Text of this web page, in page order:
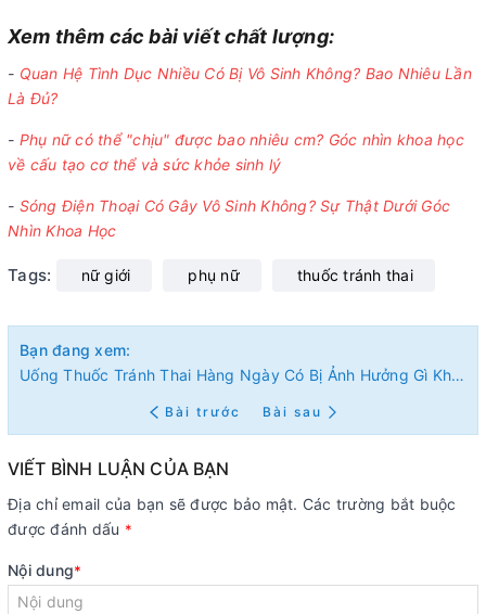
Xem thêm các bài viết chất lượng:
- Quan Hệ Tình Dục Nhiều Có Bị Vô Sinh Không? Bao Nhiêu Lần
Là Đủ?
- Phụ nữ có thể "chịu" được bao nhiêu cm? Góc nhìn khoa học
về cấu tạo cơ thể và sức khỏe sinh lý
- Sóng Điện Thoại Có Gây Vô Sinh Không? Sự Thật Dưới Góc
Nhìn Khoa Học
Tags: nữ giới phụ nữ thuốc tránh thai
Bạn đang xem:
Uống Thuốc Tránh Thai Hàng Ngày Có Bị Ảnh Hưởng Gì Không?
Bài trước Bài sau
VIẾT BÌNH LUẬN CỦA BẠN
Địa chỉ email của bạn sẽ được bảo mật. Các trường bắt buộc
được đánh dấu *
Nội dung*